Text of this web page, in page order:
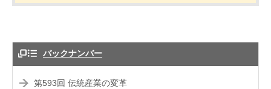
バックナンバー
第593回 伝統産業の変革